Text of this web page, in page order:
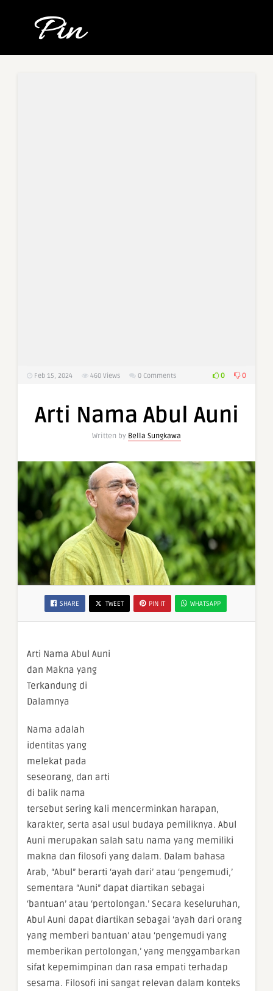
Feb 15, 2024 460 Views 0 Comments 0 0
Arti Nama Abul Auni
Written by Bella Sungkawa
SHARE TWEET PIN IT WHATSAPP
Arti Nama Abul Auni
dan Makna yang
Terkandung di
Dalamnya
Nama adalah
identitas yang
melekat pada
seseorang, dan arti
di balik nama
tersebut sering kali mencerminkan harapan,
karakter, serta asal usul budaya pemiliknya. Abul
Auni merupakan salah satu nama yang memiliki
makna dan filosofi yang dalam. Dalam bahasa
Arab, “Abul” berarti ‘ayah dari’ atau ‘pengemudi,’
sementara “Auni” dapat diartikan sebagai
‘bantuan’ atau ‘pertolongan.’ Secara keseluruhan,
Abul Auni dapat diartikan sebagai ‘ayah dari orang
yang memberi bantuan’ atau ‘pengemudi yang
memberikan pertolongan,’ yang menggambarkan
sifat kepemimpinan dan rasa empati terhadap
sesama. Filosofi ini sangat relevan dalam konteks